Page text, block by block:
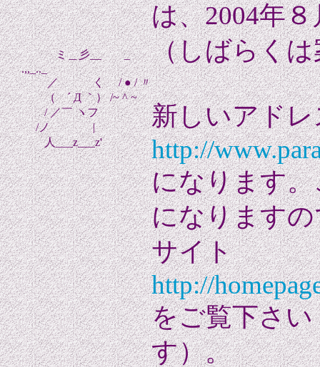
ミ＿彡__ _
.,,_.._
／ く / ● / 〃
（ ´ Д ｀） /~ ^ ~
/ ／￣ ヽフ
/ノ |
人___z___z'
は、2004年
（しばらく
新しいアド
http://
になります
になります
サイト
http://
をご覧下さ
す）。